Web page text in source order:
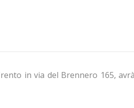
in via del Brennero 165,